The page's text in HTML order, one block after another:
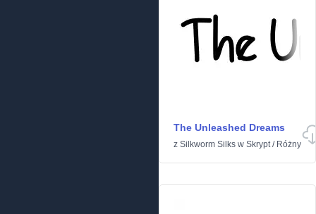
The Unleashed Dreams
z Silkworm Silks w Skrypt/ Różny